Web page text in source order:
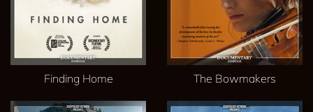
Finding Home The Bowmakers